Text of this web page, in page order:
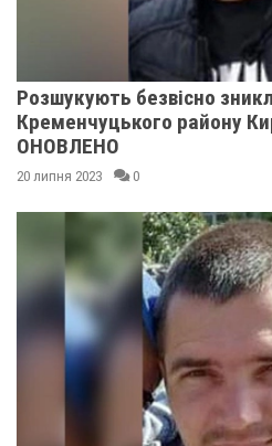
Розшукують безвісно
Кременчуцького району
ОНОВЛЕНО
20 липня 2023 0